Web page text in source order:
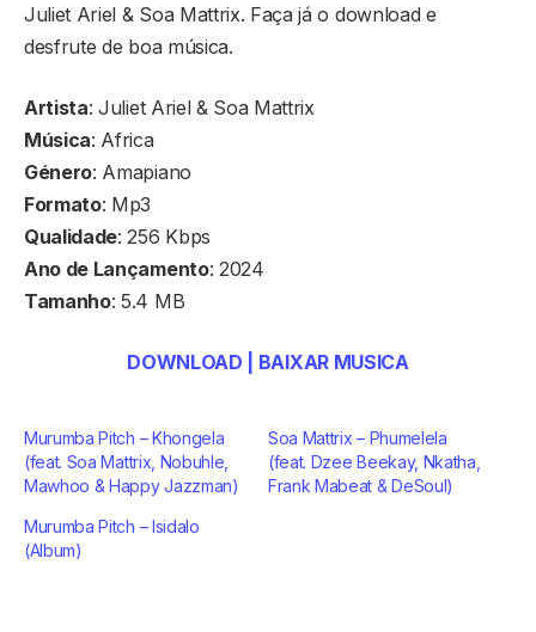
Juliet Ariel & Soa Mattrix. Faça já o download e
desfrute de boa música.
Artista: Juliet Ariel & Soa Mattrix
Música: Africa
Género: Amapiano
Formato: Mp3
Qualidade: 256 Kbps
Ano de Lançamento: 2024
Tamanho: 5.4 MB
DOWNLOAD | BAIXAR MUSICA
Murumba Pitch – Khongela
(feat. Soa Mattrix, Nobuhle,
Mawhoo & Happy Jazzman)
Soa Mattrix – Phumelela
(feat. Dzee Beekay, Nkatha,
Frank Mabeat & DeSoul)
Murumba Pitch – Isidalo
(Album)